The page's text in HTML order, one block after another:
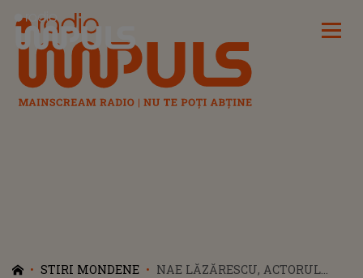
Radio Impuls
STIRI MONDENE
NAE LĂZĂRESCU, ACTORUL